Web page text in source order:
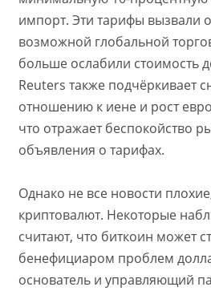
импорт. Эти тарифы вызвали
возможной глобальной
больше ослабили стоимость
Reuters также подчёркивает
отношению к иене и рост
что отражает беспокойство
объявления о тарифах.
Однако не все новости
криптовалют. Некоторые
считают, что биткоин может
бенефициаром проблем
основатель и управляющий